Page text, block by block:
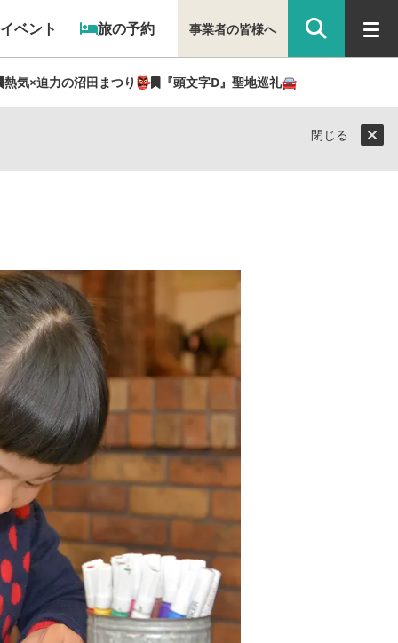
イベント 旅の予約
熱気×迫力の沼田まつり👺 『頭文字D』聖地巡礼🚘
事業者の皆様へ
閉じる